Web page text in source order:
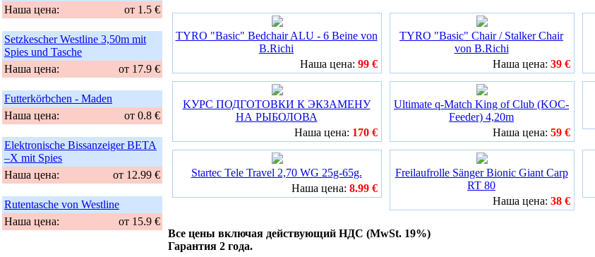
Наша цена:
от 1.5 €
Setzkescher Westline 3,50m mit
Spies und Tasche
Наша цена:
от 17.9 €
Futterkörbchen - Maden
Наша цена:
от 0.8 €
Elektronische Bissanzeiger BETA
–X mit Spies
Наша цена:
от 12.99 €
Rutentasche von Westline
Наша цена:
от 15.9 €
TYRO "Basic" Bedchair ALU - 6 Beine von
B.Richi
Наша цена: 99 €
TYRO "Basic" Chair / Stalker Chair
von B.Richi
Наша цена: 39 €
KУРС ПОДГОТОВКИ К ЭКЗАМЕНУ
НА РЫБОЛОВА
Наша цена: 170 €
Ultimate q-Match King of Club (KOC-
Feeder) 4,20m
Наша цена: 59 €
Startec Tele Travel 2,70 WG 25g-65g.
Наша цена: 8.99 €
Freilaufrolle Sänger Bionic Giant Carp
RT 80
Наша цена: 38 €
Все цены включая действующий НДС (MwSt. 19%)
Гарантия 2 года.